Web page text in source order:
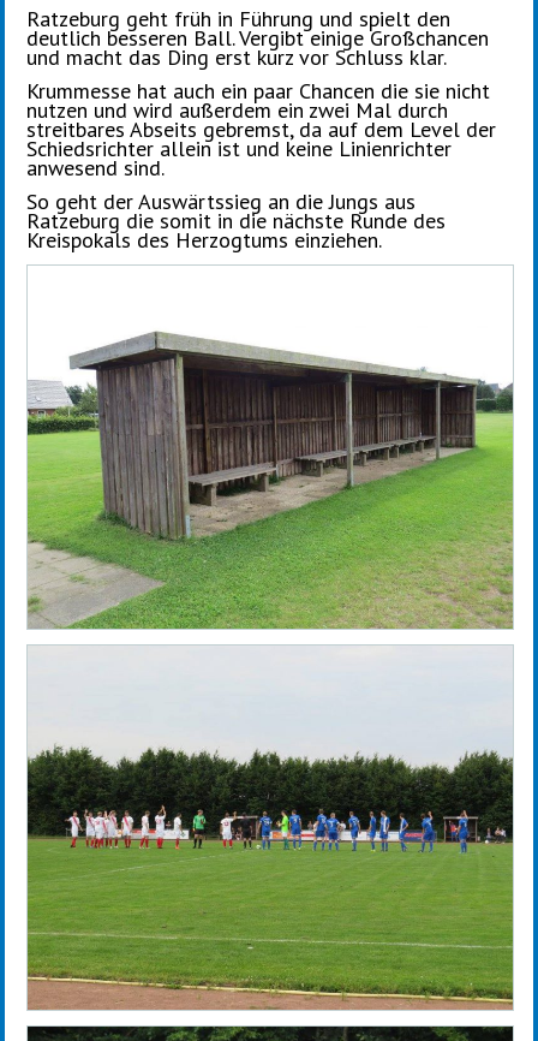
Ratzeburg geht früh in Führung und spielt den
deutlich besseren Ball. Vergibt einige Großchancen
und macht das Ding erst kurz vor Schluss klar.
Krummesse hat auch ein paar Chancen die sie nicht
nutzen und wird außerdem ein zwei Mal durch
streitbares Abseits gebremst, da auf dem Level der
Schiedsrichter allein ist und keine Linienrichter
anwesend sind.
So geht der Auswärtssieg an die Jungs aus
Ratzeburg die somit in die nächste Runde des
Kreispokals des Herzogtums einziehen.